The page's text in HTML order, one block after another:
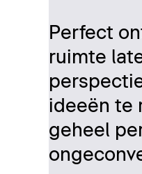
Perfect
ruimte
ideeën te
geheel